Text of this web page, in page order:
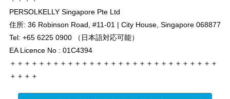
PERSOLKELLY Singapore Pte Ltd
住所: 36 Robinson Road, #11-01 | City House, Singapore 068877
Tel: +65 6225 0900 （日本語対応可能）
EA Licence No : 01C4394
＋＋＋＋＋＋＋＋＋＋＋＋＋＋＋＋＋＋＋＋＋＋＋＋＋＋＋＋＋
＋＋＋＋